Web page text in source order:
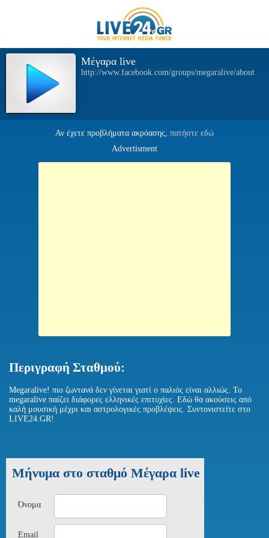
Μέγαρα live
http://www.facebook.com/groups/megaralive/about
Αν έχετε προβλήματα ακρόασης, πατήστε εδώ
Advertisment
Περιγραφή Σταθμού:
Μegaralive! πιο ζωντανά δεν γίνεται γιατί ο παλιός είναι αλλιώς. Το
megaralive παίζει διάφορες ελληνικές επιτυχίες. Εδώ θα ακούσεις από
καλή μουσική μέχρι και αστρολογικές προβλέψεις. Συντονιστείτε στο
LIVE24.GR!
Μήνυμα στο σταθμό Μέγαρα live
Όνομα
Email